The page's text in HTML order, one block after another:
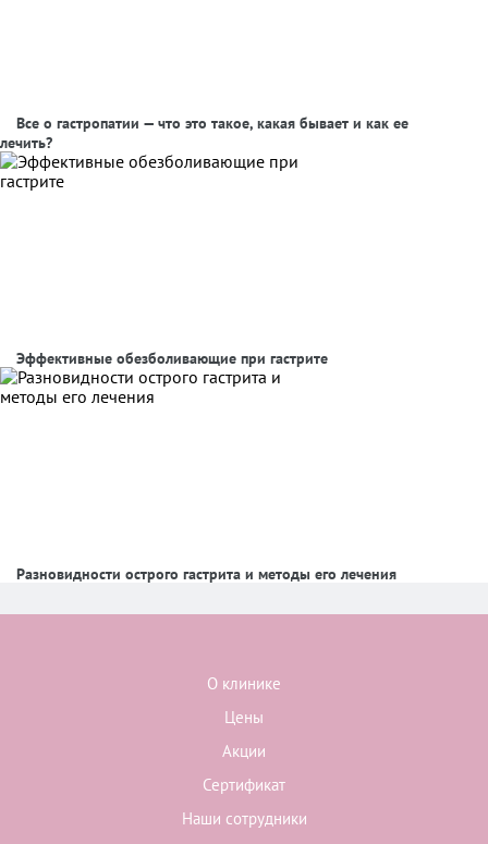
Все о гастропатии — что это такое, какая бывает и как ее
лечить?
Эффективные обезболивающие при гастрите
Разновидности острого гастрита и методы его лечения
О клинике
Цены
Акции
Сертификат
Наши сотрудники